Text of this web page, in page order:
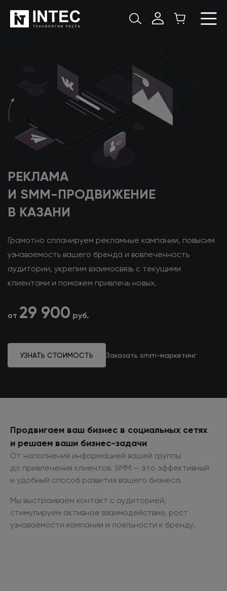
РЕКЛАМА
И SMM-ПРОДВИЖЕНИЕ
В КАЗАНИ
Грамотно спланируем рекламные кампании, повысим
узнаваемость вашего бренда и вовлеченность
аудитории, укрепим взаимосвязь с текущими
клиентами и поможем привлечь новых.
от 29 900 руб.
УЗНАТЬ СТОИМОСТЬ Заказать smm-маркетинг
Продвигаем ваш бизнес в социальных сетях
и решаем ваши бизнес-задачи
От наполнения информацией вашей группы
до привлечения клиентов. SMM — это эффективный
и удобный способ развития вашего бизнеса.
Мы выстраиваем контакт с аудиторией,
стимулируем активное взаимодействие, рост
узнаваемости компании и лояльности к бренду.